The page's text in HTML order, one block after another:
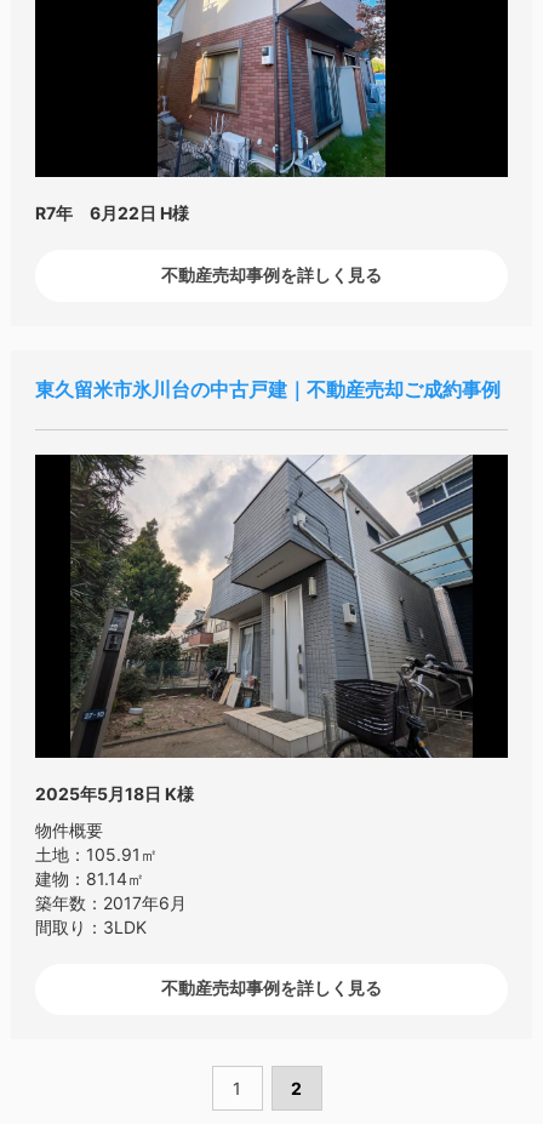
R7年 6月22日 H様
不動産売却事例を詳しく見る
東久留米市氷川台の中古戸建｜不動産売却ご成約事例
2025年5月18日 K様
物件概要
土地：105.91㎡
建物：81.14㎡
築年数：2017年6月
間取り：3LDK
不動産売却事例を詳しく見る
1 2